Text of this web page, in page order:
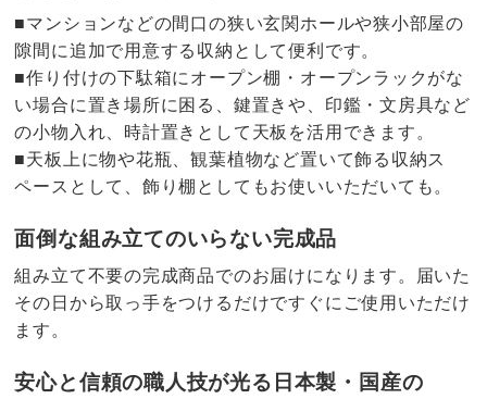
■マンションなどの間口の狭い玄関ホールや狭小部屋の
隙間に追加で用意する収納として便利です。
■作り付けの下駄箱にオープン棚・オープンラックがな
い場合に置き場所に困る、鍵置きや、印鑑・文房具など
の小物入れ、時計置きとして天板を活用できます。
■天板上に物や花瓶、観葉植物など置いて飾る収納ス
ペースとして、飾り棚としてもお使いいただいても。
面倒な組み立てのいらない完成品
組み立て不要の完成商品でのお届けになります。届いた
その日から取っ手をつけるだけですぐにご使用いただけ
ます。
安心と信頼の職人技が光る日本製・国産の